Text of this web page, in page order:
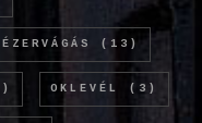
(13)
OKLEVÉL (3)